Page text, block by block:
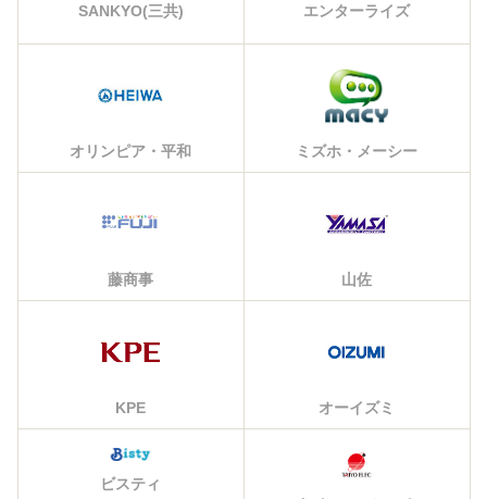
SANKYO(三共) エンターライズ
オリンピア・平和 ミズホ・メーシー
藤商事 山佐
KPE オーイズミ
ビスティ